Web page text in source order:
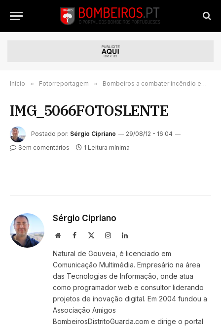
Início » Fotorreportagem » Bombeiros a combater incêndio em depósito de pneus ao ar livre na Lousã
IMG_5066FOTOSLENTE
Postado por: Sérgio Cipriano
29/08/12 - 16:04
Sem comentários
1 Leitura mínima
Sérgio Cipriano
WebsiteFacebook InstagramLinkedIn
Natural de Gouveia, é licenciado em
Comunicação Multimédia. Empresário na área
das Tecnologias de Informação, onde atua
como programador web e consultor liderando
projetos de inovação digital. Em 2004 fundou a
Associação Amigos
BombeirosDistritoGuarda.com e dirige o portal